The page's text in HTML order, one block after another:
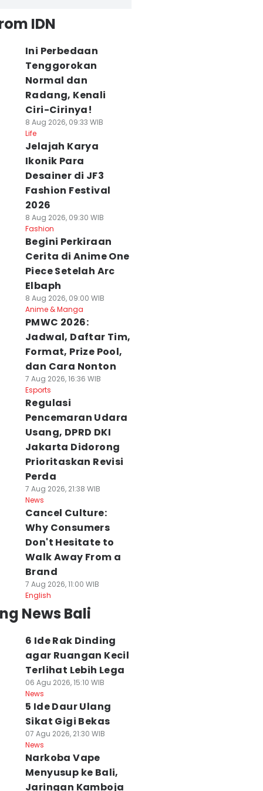
IDN
Ini Perbedaan
Tenggorokan
Normal dan
Radang, Kenali
Ciri-Cirinya!
8 Aug 2026, 09:33 WIB
Life
Jelajah Karya
Ikonik Para
Desainer di JF3
Fashion Festival
2026
8 Aug 2026, 09:30 WIB
Fashion
Begini Perkiraan
Cerita di Anime One
Piece Setelah Arc
Elbaph
8 Aug 2026, 09:00 WIB
Anime & Manga
PMWC 2026:
Jadwal, Daftar Tim,
Format, Prize Pool,
dan Cara Nonton
7 Aug 2026, 16:36 WIB
Esports
Regulasi
Pencemaran Udara
Usang, DPRD DKI
Jakarta Didorong
Prioritaskan Revisi
Perda
7 Aug 2026, 21:38 WIB
News
Cancel Culture:
Why Consumers
Don't Hesitate to
Walk Away From a
Brand
7 Aug 2026, 11:00 WIB
English
News Bali
6 Ide Rak Dinding
agar Ruangan Kecil
Terlihat Lebih Lega
06 Agu 2026, 15:10 WIB
News
5 Ide Daur Ulang
Sikat Gigi Bekas
07 Agu 2026, 21:30 WIB
News
Narkoba Vape
Menyusup ke Bali,
Jaringan Kamboja